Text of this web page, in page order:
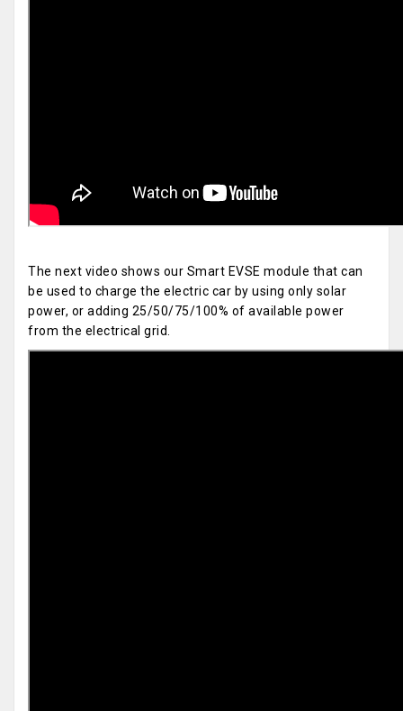
The next video shows our Smart EVSE module that can
be used to charge the electric car by using only solar
power, or adding 25/50/75/100% of available power
from the electrical grid.